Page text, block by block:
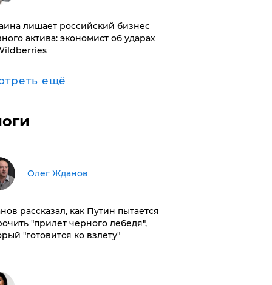
лишает российский бизнес
актива: экономист об ударах
ещё
Олег Жданов
рассказал, как Путин пытается
"прилет черного лебедя",
"готовится ко взлету"